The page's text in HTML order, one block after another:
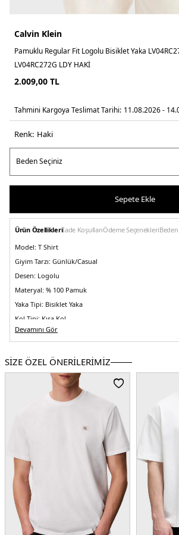
Calvin Klein
Pamuklu Regular Fit Logolu Bisiklet Yaka
LV04RC272G LDY HAKİ
2.009,00 TL
Tahmini Kargoya Teslimat Tarihi: 11.08.2026 -
Renk: haki̇
Sepete Ekle
Ürün Özellikleriİade KoşullarıÖdeme Seçenekleri
Model: T Shirt
Giyim Tarzı: Günlük/Casual
Desen: Logolu
Materyal: % 100 Pamuk
Yaka Tipi: Bisiklet Yaka
Kol Tipi: Kısa Kol
Kumaş Tipi:Belirtilmemiş
Kalıp Bilgisi:Regular Fit
Yaş Grubu:Yetişkin
Sri Lanka
5DE1LV04RC272GLDY.65
Devamını Gör
SİZE ÖZEL ÖNERİLERİMİZ